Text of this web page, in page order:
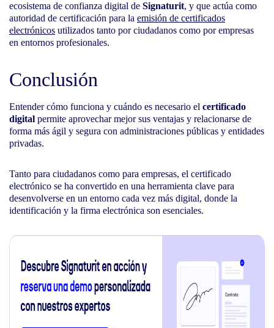
ecosistema de confianza digital de Signaturit, y que actúa como
autoridad de certificación para la emisión de certificados
electrónicos utilizados tanto por ciudadanos como por empresas
en entornos profesionales.
Conclusión
Entender cómo funciona y cuándo es necesario el certificado
digital permite aprovechar mejor sus ventajas y relacionarse de
forma más ágil y segura con administraciones públicas y entidades
privadas.
Tanto para ciudadanos como para empresas, el certificado
electrónico se ha convertido en una herramienta clave para
desenvolverse en un entorno cada vez más digital, donde la
identificación y la firma electrónica son esenciales.